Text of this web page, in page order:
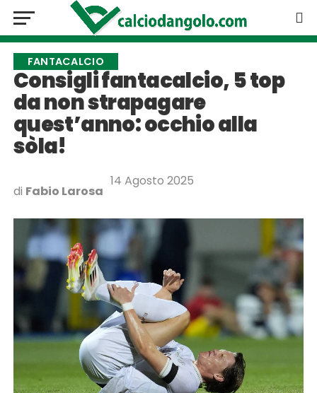
FANTACALCIO
Consigli fantacalcio, 5 top
da non strapagare
quest’anno: occhio alla
sòla!
di Fabio Larosa
14 Agosto 2025